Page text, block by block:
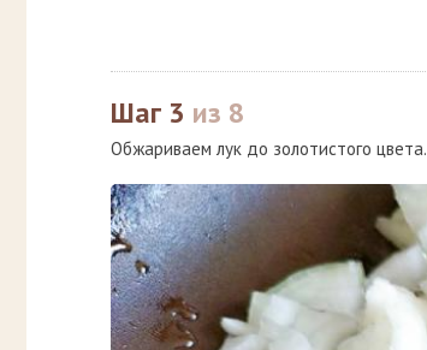
Шаг 3 из 8
Обжариваем лук до золотистого цвета.